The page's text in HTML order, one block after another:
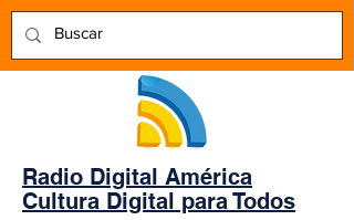
Radio Digital América
Cultura Digital para Todos